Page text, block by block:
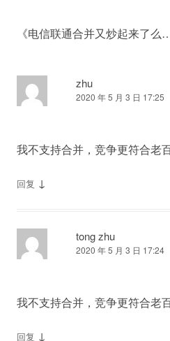
航
《电信联通合并又炒起来了
zhu
2020 年 5 月 3 日 17:25
我不支持合并，竞争更符合老
回复 ↓
tong zhu
2020 年 5 月 3 日 17:24
我不支持合并，竞争更符合老
回复 ↓